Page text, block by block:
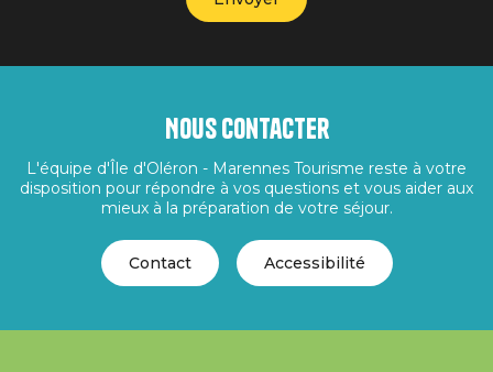
Nous contacter
L'équipe d'Île d'Oléron - Marennes Tourisme reste à votre
disposition pour répondre à vos questions et vous aider aux
mieux à la préparation de votre séjour.
Contact Accessibilité